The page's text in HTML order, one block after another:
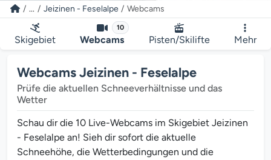
... Jeizinen - Feselalpe Webcams
Skigebiet
10
Webcams Pisten/Skilifte Mehr
Webcams Jeizinen - Feselalpe
Prüfe die aktuellen Schneeverhältnisse und das
Wetter
Schau dir die 10 Live-Webcams im Skigebiet Jeizinen
- Feselalpe an! Sieh dir sofort die aktuelle
Schneehöhe, die Wetterbedingungen und die